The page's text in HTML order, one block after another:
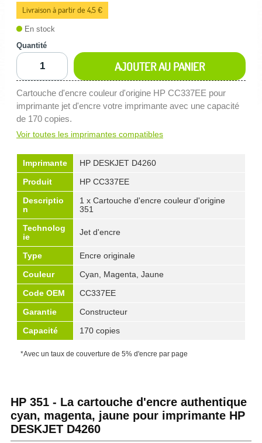
Livraison à partir de 4,5 €
En stock
Quantité
AJOUTER AU PANIER
Cartouche d'encre couleur d'origine HP CC337EE pour
imprimante jet d'encre votre imprimante avec une capacité
de 170 copies.
Voir toutes les imprimantes compatibles
Imprimante
HP DESKJET D4260
Produit
HP CC337EE
Descriptio
n
1 x Cartouche d'encre couleur d'origine
351
Technolog
ie
Jet d'encre
Type
Encre originale
Couleur
Cyan, Magenta, Jaune
Code OEM
CC337EE
Garantie
Constructeur
Capacité
170 copies
*Avec un taux de couverture de 5% d'encre par page
HP 351 - La cartouche d'encre authentique
cyan, magenta, jaune pour imprimante HP
DESKJET D4260